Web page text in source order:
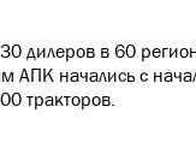
дилеров в 60
АПК начались с
тракторов.